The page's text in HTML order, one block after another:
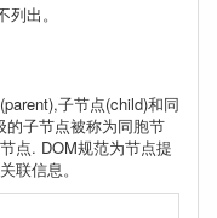
出。
子节点(child)和同
的子节点被称为同胞节
点. DOM规范为节点提
联信息。